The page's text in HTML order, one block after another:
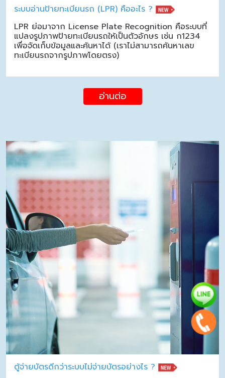
ระบบอ่านป้ายทะเบียนรถ (LPR) คืออะไร ?
LPR ย่อมาจาก License Plate Recognition คือระบบที่
แปลงรูปภาพป้ายทะเบียนรถให้เป็นตัวอักษร เช่น ก1234
เพื่อจัดเก็บข้อมูลและค้นหาได้ (เราไม่สามารถค้นหาเลข
ทะเบียนรถจากรูปภาพโดยตรง)
อ่านต่อ
ตู้จ่ายบัตรดีกว่าระบบไม่จ่ายบัตรอย่างไร ?